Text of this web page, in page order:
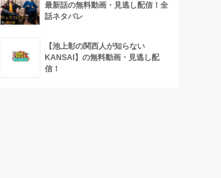
最新話の無料動画・見逃し配信！全
話ネタバレ
【池上彰の関西人が知らない
KANSAI】の無料動画・見逃し配
信！